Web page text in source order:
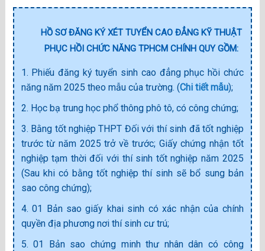
HỒ SƠ ĐĂNG KÝ XÉT TUYỂN CAO ĐẲNG KỸ THUẬT
PHỤC HỒI CHỨC NĂNG TPHCM CHÍNH QUY GỒM:
1. Phiếu đăng ký tuyển sinh cao đẳng phục hồi chức
năng năm 2025 theo mẫu của trường. (Chi tiết mẫu);
2. Học bạ trung học phổ thông phô tô, có công chứng;
3. Bằng tốt nghiệp THPT Đối với thí sinh đã tốt nghiệp
trước từ năm 2025 trở về trước; Giấy chứng nhận tốt
nghiệp tạm thời đối với thí sinh tốt nghiệp năm 2025
(Sau khi có bằng tốt nghiệp thí sinh sẽ bổ sung bản
sao công chứng);
4. 01 Bản sao giấy khai sinh có xác nhận của chính
quyền địa phương nơi thí sinh cư trú;
5. 01 Bản sao chứng minh thư nhân dân có công